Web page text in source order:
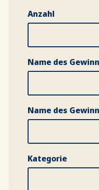
Anzahl
Name des
Name des
Kategorie